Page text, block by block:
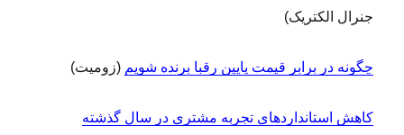
جنرال الکتریک)
چگونه در برابر قیمت پایین رقبا برنده شویم (زومیت)
کاهش استانداردهای تجربه مشتری در سال گذشته